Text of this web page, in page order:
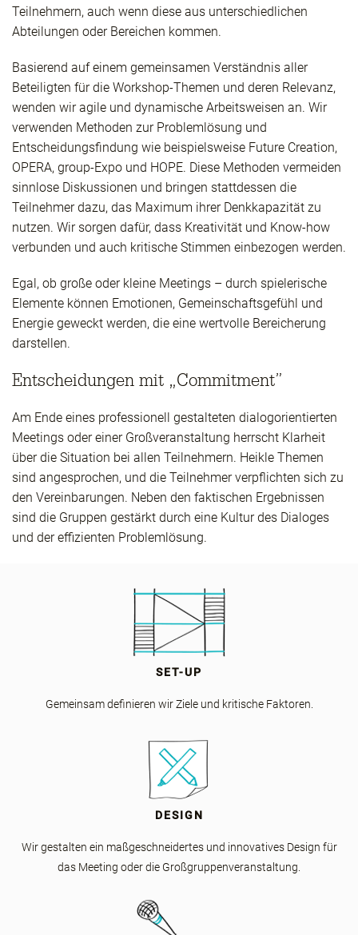
Teilnehmern, auch wenn diese aus unterschiedlichen
Abteilungen oder Bereichen kommen.
Basierend auf einem gemeinsamen Verständnis aller
Beteiligten für die Workshop-Themen und deren Relevanz,
wenden wir agile und dynamische Arbeitsweisen an. Wir
verwenden Methoden zur Problemlösung und
Entscheidungsfindung wie beispielsweise Future Creation,
OPERA, group-Expo und HOPE. Diese Methoden vermeiden
sinnlose Diskussionen und bringen stattdessen die
Teilnehmer dazu, das Maximum ihrer Denkkapazität zu
nutzen. Wir sorgen dafür, dass Kreativität und Know-how
verbunden und auch kritische Stimmen einbezogen werden.
Egal, ob große oder kleine Meetings – durch spielerische
Elemente können Emotionen, Gemeinschaftsgefühl und
Energie geweckt werden, die eine wertvolle Bereicherung
darstellen.
Entscheidungen mit „Commitment”
Am Ende eines professionell gestalteten dialogorientierten
Meetings oder einer Großveranstaltung herrscht Klarheit
über die Situation bei allen Teilnehmern. Heikle Themen
sind angesprochen, und die Teilnehmer verpflichten sich zu
den Vereinbarungen. Neben den faktischen Ergebnissen
sind die Gruppen gestärkt durch eine Kultur des Dialoges
und der effizienten Problemlösung.
SET-UP
Gemeinsam definieren wir Ziele und kritische Faktoren.
DESIGN
Wir gestalten ein maßgeschneidertes und innovatives Design für
das Meeting oder die Großgruppenveranstaltung.